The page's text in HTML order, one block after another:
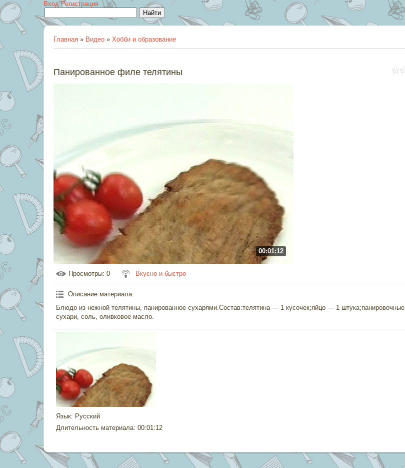
Вход Регистрация
Главная » Видео » Хобби и образование
Панированное филе телятины
00:01:12
Просмотры: 0 Вкусно и быстро
Описание материала:
Блюдо из нежной телятины, панированное сухарями.Состав:телятина — 1 кусочек;яйцо — 1 штука;панировочные
сухари, соль, оливковое масло.
Язык: Русский
Длительность материала: 00:01:12